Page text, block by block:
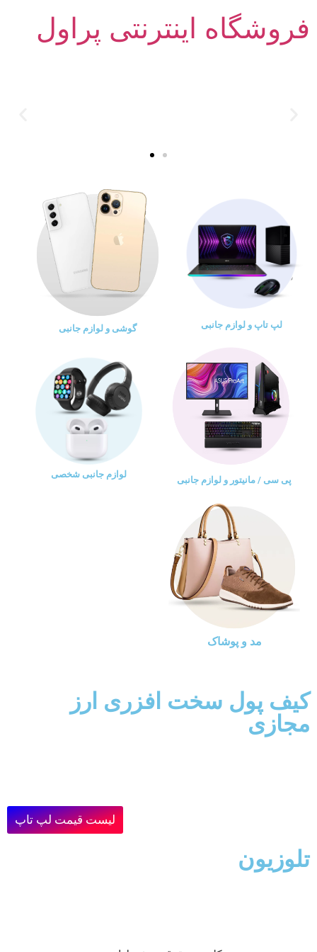
فروشگاه اینترنتی پراول
لپ تاپ و لوازم جانبی گوشی و لوازم جانبی
پی سی / مانیتور و لوازم جانبی
لوازم جانبی شخصی
مد و پوشاک
کیف پول سخت افزری ارز
مجازی
لیست قیمت لپ تاپ
تلوزیون